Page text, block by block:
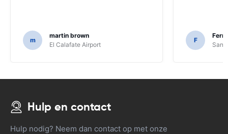
m
martin brown
El Calafate Airport
F
Hulp en contact
Hulp nodig? Neem dan contact op met onze